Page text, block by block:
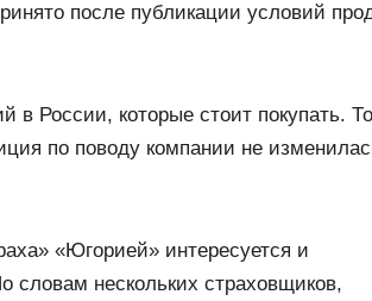
после публикации условий
в России, которые стоит покупать.
по поводу компании не
«Югорией» интересуется и
словам нескольких страховщиков,